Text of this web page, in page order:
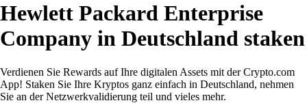
Hewlett Packard Enterprise
Company in Deutschland staken
Verdienen Sie Rewards auf Ihre digitalen Assets mit der Crypto.com
App! Staken Sie Ihre Kryptos ganz einfach in Deutschland, nehmen
Sie an der Netzwerkvalidierung teil und vieles mehr.